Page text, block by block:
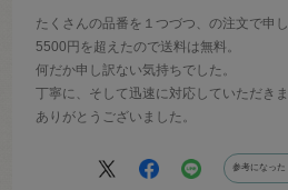
たくさんの品番を１つづつ、の注文で申
5500円を超えたので送料は無料。
何だか申し訳ない気持ちでした。
丁寧に、そして迅速に対応していただきま
ありがとうございました。
参考になった